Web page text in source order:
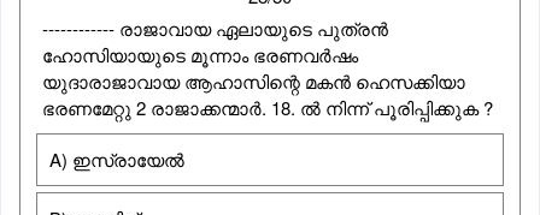
------------ രാജാവായ ഏലായുടെ പുത്രന്‍
ഹോസിയായുടെ മൂന്നാം ഭരണവര്‍ഷം
യുദാരാജാവായ ആഹാസിന്റെ മകന്‍ ഹെസക്കിയാ
ഭരണമേറ്റു 2 രാജാക്കന്മാര്‍. 18. ല്‍ നിന്ന് പൂരിപ്പിക്കുക ?
A) ഇസ്രായേല്‍